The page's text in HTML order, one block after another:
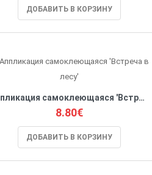
ДОБАВИТЬ В КОРЗИНУ
Аппликация самоклеющаяся 'Встреча в лесу'
8.80€
ДОБАВИТЬ В КОРЗИНУ